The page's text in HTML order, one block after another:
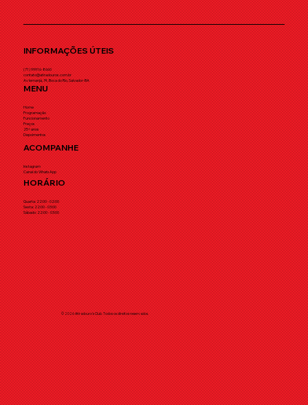
INFORMAÇÕES ÚTEIS
(71) 99916-8660
contato@atiradouros.com.br
Av Iemanjá, 74, Boca do Rio, Salvador-BA
MENU
Home
Programação
Funcionamento
Preços
25+ anos
Depoimentos
ACOMPANHE
Instagram
Canal do WhatsApp
HORÁRIO
Quarta: 22:00 - 02:00
Sexta: 22:00 - 03:00
Sábado: 22:00 - 03:00
© 2026 Atiradouro's Club. Todos os direitos reservados.